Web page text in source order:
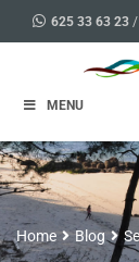
625 33 63 23 /
MENU
Home Blog